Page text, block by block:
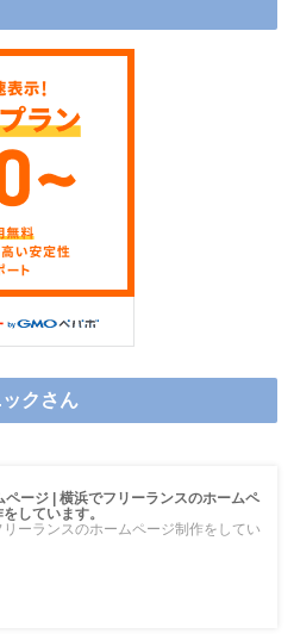
クさん
ページ | 横浜でフリーランスのホームペ
しています。
ーランスのホームページ制作をしてい